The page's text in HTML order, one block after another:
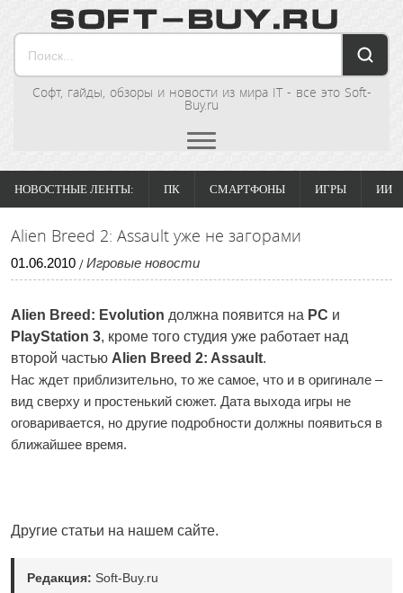
Софт, гайды, обзоры и новости из мира IT - все это Soft-
Buy.ru
НОВОСТНЫЕ ЛЕНТЫ: ПК СМАРТФОНЫ ИГРЫ ИИ
Alien Breed 2: Assault уже не загорами
01.06.2010 / Игровые новости
Alien Breed: Evolution должна появится на PC и
PlayStation 3, кроме того студия уже работает над
второй частью Alien Breed 2: Assault.
Нас ждет приблизительно, то же самое, что и в оригинале –
вид сверху и простенький сюжет. Дата выхода игры не
оговаривается, но другие подробности должны появиться в
ближайшее время.
Другие статьи на нашем сайте.
Редакция: Soft-Buy.ru